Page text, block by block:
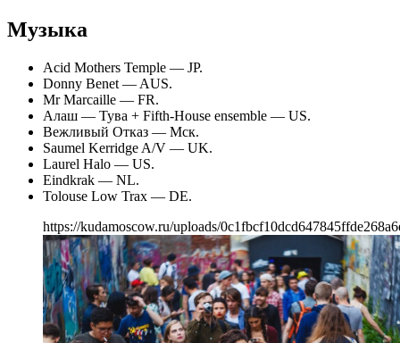
Музыка
Acid Mothers Temple — JP.
Donny Benet — AUS.
Mr Marcaille — FR.
Алаш — Тува + Fifth-House ensemble — US.
Вежливый Отказ — Мск.
Saumel Kerridge A/V — UK.
Laurel Halo — US.
Eindkrak — NL.
Tolouse Low Trax — DE.
https://kudamoscow.ru/uploads/